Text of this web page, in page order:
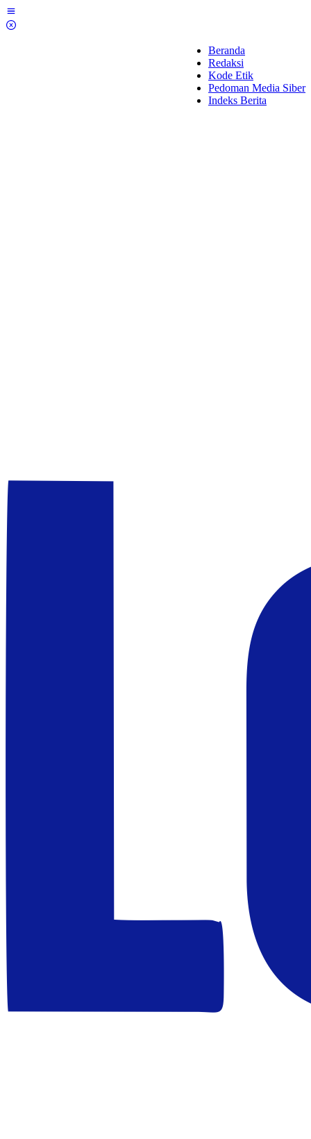
Lewati
ke
Beranda
Redaksi
Kode Etik
Pedoman Media Siber
Indeks Berita